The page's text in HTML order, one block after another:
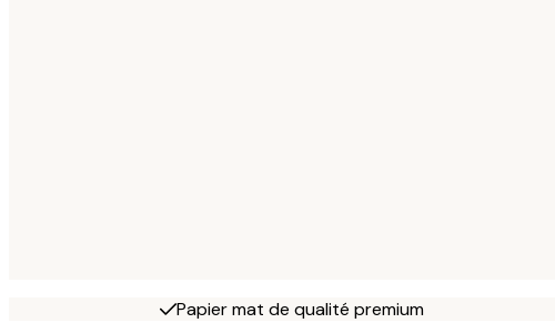
Papier mat de qualité premium